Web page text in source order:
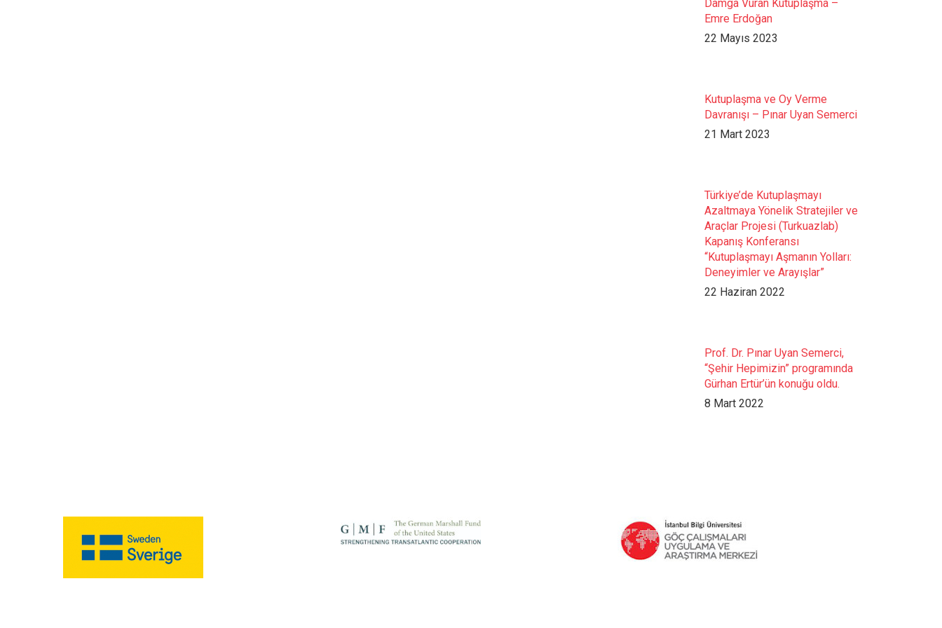
Damga Vuran Kutuplaşma –
Emre Erdoğan
22 Mayıs 2023
Kutuplaşma ve Oy Verme
Davranışı – Pınar Uyan Semerci
21 Mart 2023
Türkiye’de Kutuplaşmayı
Azaltmaya Yönelik Stratejiler ve
Araçlar Projesi (Turkuazlab)
Kapanış Konferansı
“Kutuplaşmayı Aşmanın Yolları:
Deneyimler ve Arayışlar”
22 Haziran 2022
Prof. Dr. Pınar Uyan Semerci,
“Şehir Hepimizin” programında
Gürhan Ertür’ün konuğu oldu.
8 Mart 2022